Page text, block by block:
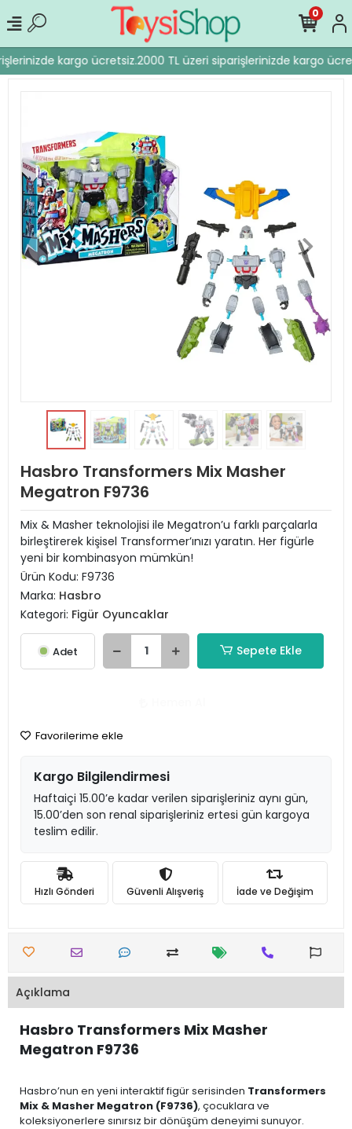
kargo ücretsiz.2000 TL üzeri siparişlerinizde kargo
0
Hasbro Transformers Mix Masher
Megatron F9736
Mix & Masher teknolojisi ile Megatron’u farklı parçalarla
birleştirerek kişisel Transformer’ınızı yaratın. Her figürle
yeni bir kombinasyon mümkün!
Ürün Kodu: F9736
Marka: Hasbro
Kategori: Figür Oyuncaklar
Adet Sepete Ekle
Favorilerime ekle
Kargo Bilgilendirmesi
Haftaiçi 15.00’e kadar verilen siparişleriniz aynı gün,
15.00’den son renal siparişleriniz ertesi gün kargoya
teslim edilir.
Hızlı Gönderi Güvenli Alışveriş İade ve Değişim
Açıklama
Hasbro Transformers Mix Masher
Megatron F9736
Hasbro’nun en yeni interaktif figür serisinden Transformers
Mix & Masher Megatron (F9736), çocuklara ve
koleksiyonerlere sınırsız bir dönüşüm deneyimi sunuyor.